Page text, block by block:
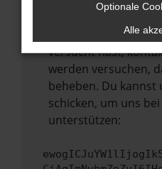
Wende dich an den
Wenn du alle oben
versucht hast,
werden versuchen,
beheben. Du kannst
schicken, um uns
unterstützen:
Optionale
Alle